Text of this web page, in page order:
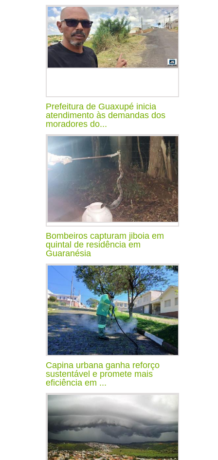
Prefeitura de Guaxupé inicia
atendimento às demandas dos
moradores do...
Bombeiros capturam jiboia em
quintal de residência em
Guaranésia
Capina urbana ganha reforço
sustentável e promete mais
eficiência em ...